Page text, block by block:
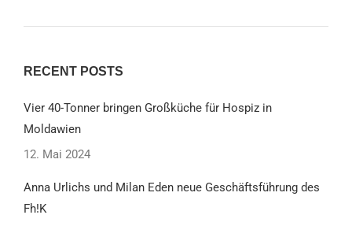
RECENT POSTS
Vier 40-Tonner bringen Großküche für Hospiz in
Moldawien
12. Mai 2024
Anna Urlichs und Milan Eden neue Geschäftsführung des
Fh!K